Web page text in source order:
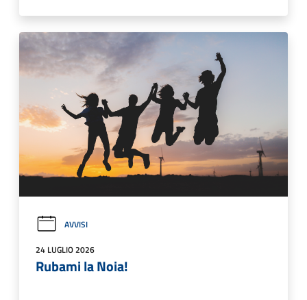
AVVISI
24 LUGLIO 2026
Rubami la Noia!